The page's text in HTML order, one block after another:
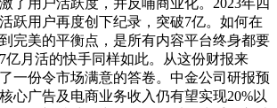
跃用户再度创下纪录，突破7亿。如何在
完美的平衡点，是所有内容平台终身都要
亿月活的快手同样如此。从这份财报来
一份令市场满意的答卷。中金公司研报预
心广告及电商业务收入仍有望实现20%以